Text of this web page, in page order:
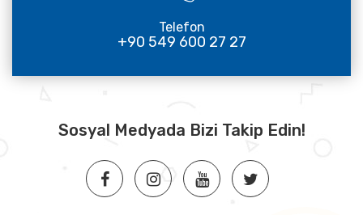
Telefon
+90 549 600 27 27
Sosyal Medyada Bizi Takip Edin!